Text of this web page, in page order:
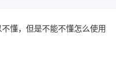
懂，但是不能不懂怎么使用